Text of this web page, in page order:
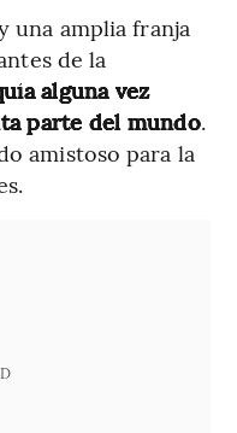
una amplia franja
de la
alguna vez
parte del mundo.
amistoso para la